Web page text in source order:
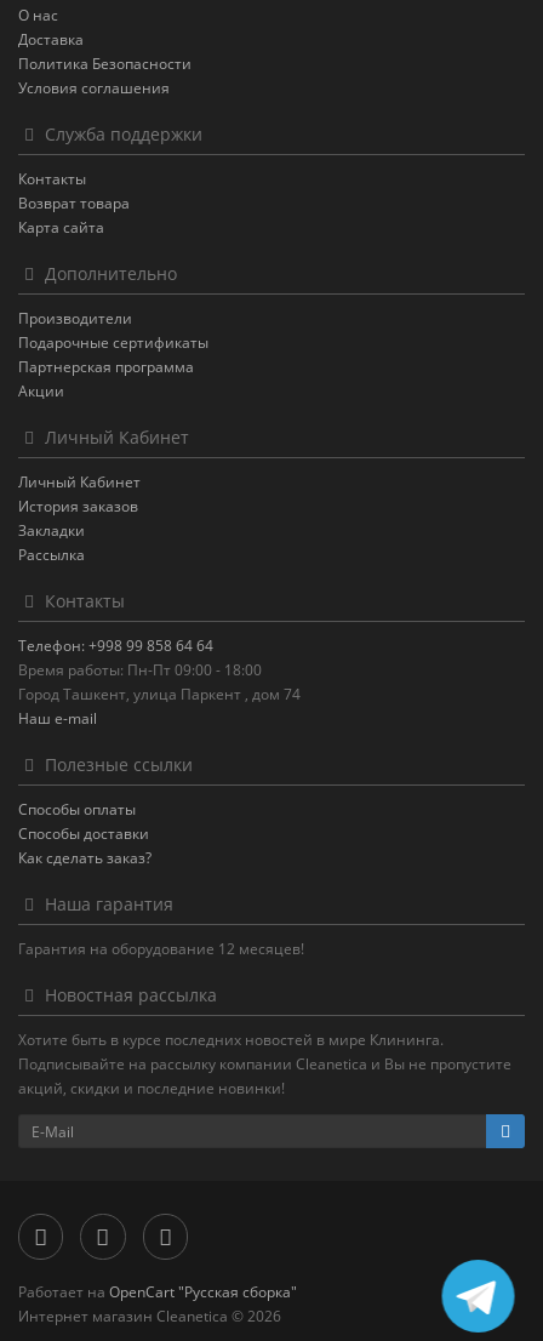
О нас
Доставка
Политика Безопасности
Условия соглашения
Служба поддержки
Контакты
Возврат товара
Карта сайта
Дополнительно
Производители
Подарочные сертификаты
Партнерская программа
Акции
Личный Кабинет
Личный Кабинет
История заказов
Закладки
Рассылка
Контакты
Телефон: +998 99 858 64 64
Время работы: Пн-Пт 09:00 - 18:00
Город Ташкент, улица Паркент , дом 74
Наш e-mail
Полезные ссылки
Способы оплаты
Способы доставки
Как сделать заказ?
Наша гарантия
Гарантия на оборудование 12 месяцев!
Новостная рассылка
Хотите быть в курсе последних новостей в мире Клининга.
Подписывайте на рассылку компании Cleanetica и Вы не пропустите
акций, скидки и последние новинки!
Работает на OpenCart "Русская сборка"
Интернет магазин Cleanetica © 2026